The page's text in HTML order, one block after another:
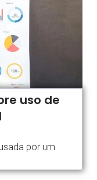
uso de
por um